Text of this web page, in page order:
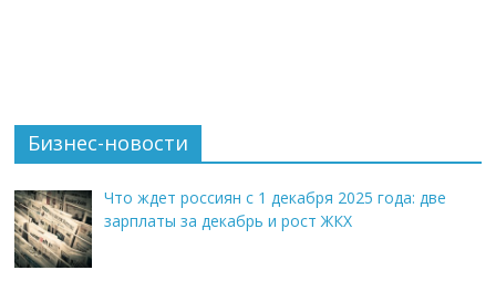
Бизнес-новости
Что ждет россиян с 1 декабря 2025 года: две
зарплаты за декабрь и рост ЖКХ